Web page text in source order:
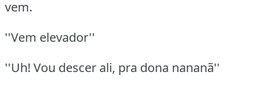
vem.
''Vem elevador''
''Uh! Vou descer ali, pra dona nananã''